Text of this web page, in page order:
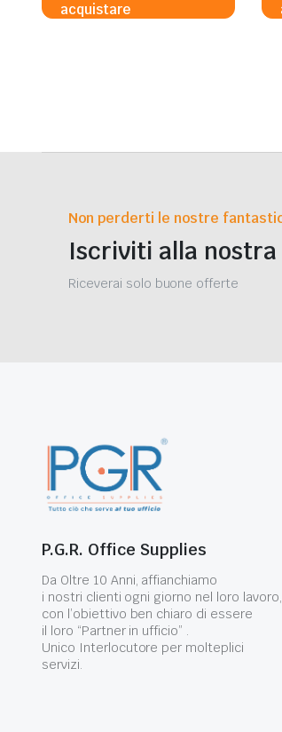
acquistare
Non perderti le nostre
Iscriviti alla
Riceverai solo buone offerte
P.G.R. Office Supplies
Da Oltre 10 Anni, affianchiamo
i nostri clienti ogni giorno nel loro lavoro,
con l’obiettivo ben chiaro di essere
il loro “Partner in ufficio” .
Unico Interlocutore per molteplici
servizi.